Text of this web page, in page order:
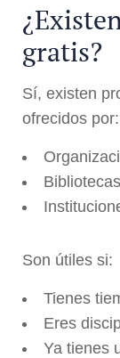
gratis?
Sí, existen
ofrecidos por:
Son útiles si:
Tienes
Eres
Ya tienes